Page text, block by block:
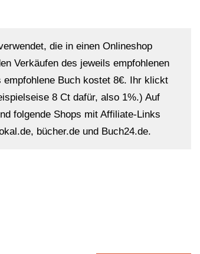
die in einen Onlineshop
Verkäufen des jeweils empfohlenen
Buch kostet 8€. Ihr klickt
8 Ct dafür, also 1%.) Auf
folgende Shops mit Affiliate-Links
bücher.de und Buch24.de.